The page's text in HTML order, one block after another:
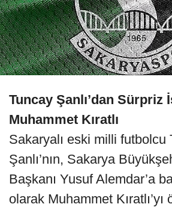
Tuncay Şanlı’dan Sürpriz
Muhammet Kıratlı
Sakaryalı eski milli futbolcu
Şanlı’nın, Sakarya
Başkanı Yusuf Alemdar’a
olarak Muhammet Kıratlı’yı